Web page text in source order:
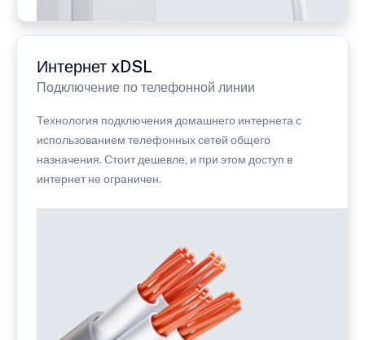
Интернет xDSL
Подключение по телефонной линии
Технология подключения домашнего интернета с
использованием телефонных сетей общего
назначения. Стоит дешевле, и при этом доступ в
интернет не ограничен.